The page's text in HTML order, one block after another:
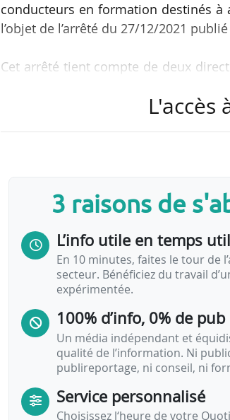
conducteurs en formation destinés
l’objet de l’arrêté du 27/12/2021
Cet arrêté tient compte de deux
routiers affectés aux transports de
Ce texte pris par le Ministère de
indique que les conducteurs
assurer des prestations de transport
L'accès
3 raisons de
L’info utile en temps
En 10 minutes, faites le tour de
secteur. Bénéficiez du travail
expérimentée.
100% d’info, 0% de pub
Un média indépendant et
qualité de l’information. Ni
publireportage, ni conseil, ni
Service personnalisé
Choisissez l‘heure de votre